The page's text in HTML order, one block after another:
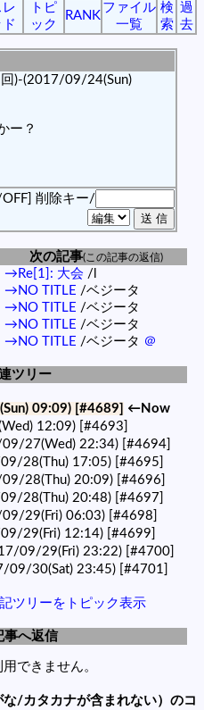
レ
ド
トピ
ック
RANK
ファイル
一覧
検
索
過
去
)-(2017/09/24(Sun)
ー？
削除キー/
次の記事(この記事の返信)
→Re[1]: 大会 /l
→NO TITLE /ベジータ
→NO TITLE /ベジータ
→NO TITLE /ベジータ
→NO TITLE /ベジータ ＠
ツリー
09:09) [#4689] ←Now
12:09) [#4693]
27(Wed) 22:34) [#4694]
28(Thu) 17:05) [#4695]
28(Thu) 20:09) [#4696]
28(Thu) 20:48) [#4697]
29(Fri) 06:03) [#4698]
29(Fri) 12:14) [#4699]
09/29(Fri) 23:22) [#4700]
09/30(Sat) 23:45) [#4701]
記ツリーをトピック表示
事へ返信
できません。
な/カタカナが含まれない）のコ